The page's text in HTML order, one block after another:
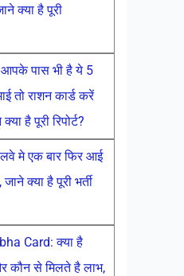
क्या है पूरी
पास भी है ये 5
तो राशन कार्ड करें
है पूरी रिपोर्ट?
मे एक बार फिर आई
क्या है पूरी भर्ती
Card: क्या है
कौन से मिलते है लाभ,